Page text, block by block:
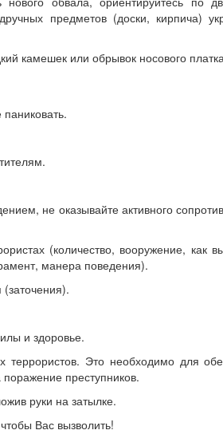
предметов (доски, кирпича)
камешек или обрывок носового
не оказывайте активного
(количество, вооружение, как
манера поведения).
и здоровье.
Это необходимо для
преступников.
руки на затылке.
Вас вызволить!